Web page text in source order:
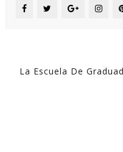
La Escuela De